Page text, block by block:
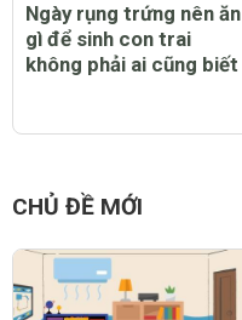
Ngày rụng trứng nên ăn
gì để sinh con trai
không phải ai cũng biết
CHỦ ĐỀ MỚI